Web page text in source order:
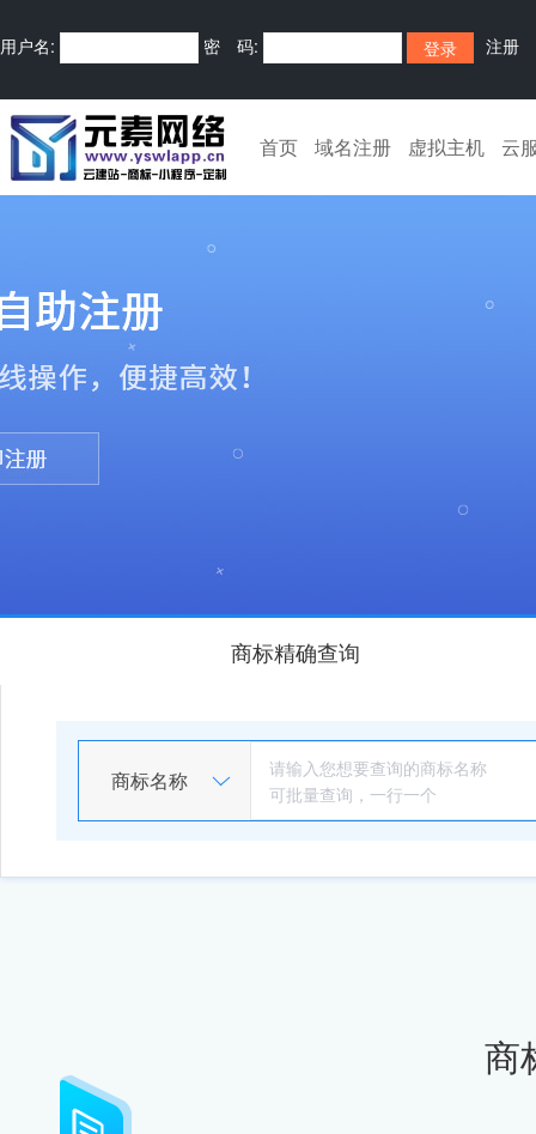
用户名: 密 码: 注册
首页 域名注册 虚拟主机 云
商标精确查询
商标名称
商